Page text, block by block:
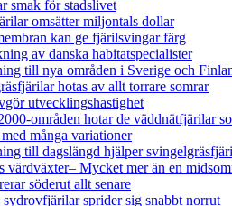
smak för stadslivet
omsätter miljontals dollar
kan ge fjärilsvingar färg
av danska habitatspecialister
till nya områden i Sverige och
hotas av allt torrare somrar
utvecklingshastighet
områden hotar de väddnätfjärilar
många variationer
till dagslängd hjälper
värdväxter– Mycket mer än en
söderut allt senare
sprider sig snabbt norrut